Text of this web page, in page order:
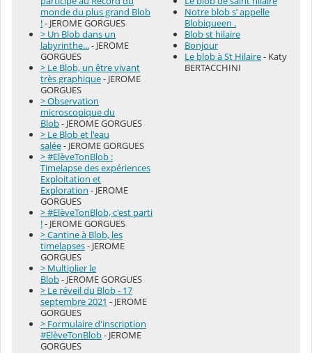
monde du plus grand Blob
!- JEROME GORGUES
> Un Blob dans un
labyrinthe...- JEROME
GORGUES
> Le Blob, un être vivant
très graphique- JEROME
GORGUES
> Observation
microscopique du
Blob- JEROME GORGUES
> Le Blob et l'eau
salée- JEROME GORGUES
> #ElèveTonBlob :
Timelapse des expériences
Exploitation et
Exploration - JEROME
GORGUES
> #ElèveTonBlob, c'est parti
!- JEROME GORGUES
> Cantine à Blob, les
timelapses- JEROME
GORGUES
> Multiplier le
Blob- JEROME GORGUES
> Le réveil du Blob - 17
septembre 2021 - JEROME
GORGUES
> Formulaire d'inscription
#ElèveTonBlob- JEROME
GORGUES
Notre blob s’ appelle
Blobiqueen .
Blob st hilaire
Bonjour
Le blob à St Hilaire- Katy
BERTACCHINI